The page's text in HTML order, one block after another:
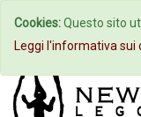
Home
Cookies:Questo sito
Leggi l'informativa sui